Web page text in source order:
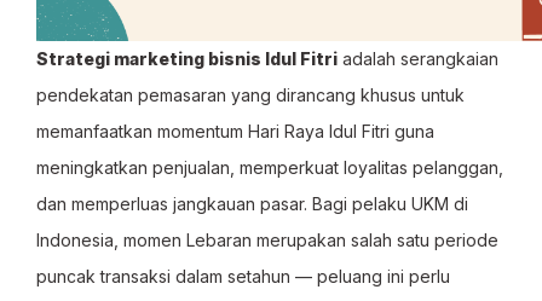
Strategi marketing bisnis Idul Fitri adalah serangkaian
pendekatan pemasaran yang dirancang khusus untuk
memanfaatkan momentum Hari Raya Idul Fitri guna
meningkatkan penjualan, memperkuat loyalitas pelanggan,
dan memperluas jangkauan pasar. Bagi pelaku UKM di
Indonesia, momen Lebaran merupakan salah satu periode
puncak transaksi dalam setahun — peluang ini perlu